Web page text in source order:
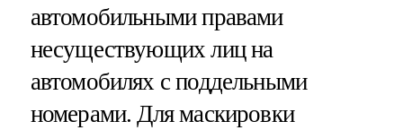
автомобильными правами
несуществующих лиц на
автомобилях с поддельными
номерами. Для маскировки